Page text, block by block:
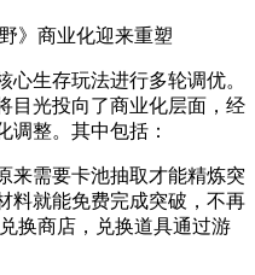
》商业化迎来重塑
心生存玩法进行多轮调优。
目光投向了商业化层面，经
调整。其中包括：
来需要卡池抽取才能精炼突
料就能免费完成突破，不再
换商店，兑换道具通过游